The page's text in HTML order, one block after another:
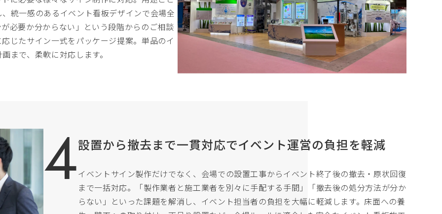
統一感のあるイベント看板デザインで会場全
必要か分からない」という段階からのご相談
じたサイン一式をパッケージ提案。単品のイ
まで、柔軟に対応します。
設置から撤去まで一貫対応でイベント運営の負担を軽減
イベントサイン製作だけでなく、会場での設置工事からイベント終了後の撤去・原状回復
まで一括対応。「製作業者と施工業者を別々に手配する手間」「撤去後の処分方法が分か
らない」といった課題を解消し、イベント担当者の負担を大幅に軽減します。床面への養